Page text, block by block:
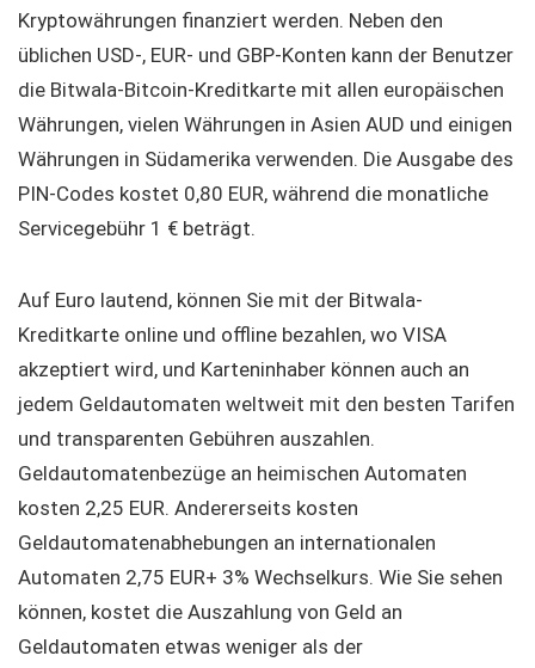
Kryptowährungen finanziert werden. Neben den
üblichen USD-, EUR- und GBP-Konten kann der Benutzer
die Bitwala-Bitcoin-Kreditkarte mit allen europäischen
Währungen, vielen Währungen in Asien AUD und einigen
Währungen in Südamerika verwenden. Die Ausgabe des
PIN-Codes kostet 0,80 EUR, während die monatliche
Servicegebühr 1 € beträgt.
Auf Euro lautend, können Sie mit der Bitwala-
Kreditkarte online und offline bezahlen, wo VISA
akzeptiert wird, und Karteninhaber können auch an
jedem Geldautomaten weltweit mit den besten Tarifen
und transparenten Gebühren auszahlen.
Geldautomatenbezüge an heimischen Automaten
kosten 2,25 EUR. Andererseits kosten
Geldautomatenabhebungen an internationalen
Automaten 2,75 EUR+ 3% Wechselkurs. Wie Sie sehen
können, kostet die Auszahlung von Geld an
Geldautomaten etwas weniger als der